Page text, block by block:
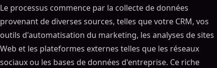
Le processus commence par la collecte de données
provenant de diverses sources, telles que votre CRM, vos
outils d'automatisation du marketing, les analyses de sites
Web et les plateformes externes telles que les réseaux
sociaux ou les bases de données d'entreprise. Ce riche